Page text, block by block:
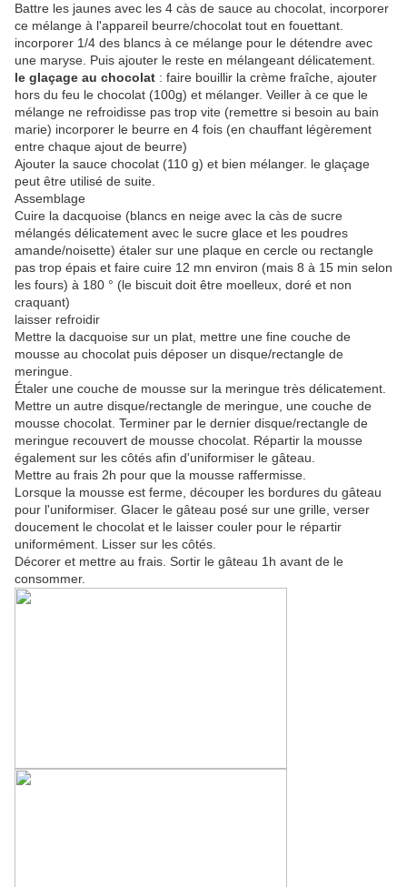
Battre les jaunes avec les 4 càs de sauce au chocolat, incorporer
ce mélange à l'appareil beurre/chocolat tout en fouettant.
incorporer 1/4 des blancs à ce mélange pour le détendre avec
une maryse. Puis ajouter le reste en mélangeant délicatement.
le glaçage au chocolat : faire bouillir la crème fraîche, ajouter
hors du feu le chocolat (100g) et mélanger. Veiller à ce que le
mélange ne refroidisse pas trop vite (remettre si besoin au bain
marie) incorporer le beurre en 4 fois (en chauffant légèrement
entre chaque ajout de beurre)
Ajouter la sauce chocolat (110 g) et bien mélanger. le glaçage
peut être utilisé de suite.
Assemblage
Cuire la dacquoise (blancs en neige avec la càs de sucre
mélangés délicatement avec le sucre glace et les poudres
amande/noisette) étaler sur une plaque en cercle ou rectangle
pas trop épais et faire cuire 12 mn environ (mais 8 à 15 min selon
les fours) à 180 ° (le biscuit doit être moelleux, doré et non
craquant)
laisser refroidir
Mettre la dacquoise sur un plat, mettre une fine couche de
mousse au chocolat puis déposer un disque/rectangle de
meringue.
Étaler une couche de mousse sur la meringue très délicatement.
Mettre un autre disque/rectangle de meringue, une couche de
mousse chocolat. Terminer par le dernier disque/rectangle de
meringue recouvert de mousse chocolat. Répartir la mousse
également sur les côtés afin d'uniformiser le gâteau.
Mettre au frais 2h pour que la mousse raffermisse.
Lorsque la mousse est ferme, découper les bordures du gâteau
pour l'uniformiser. Glacer le gâteau posé sur une grille, verser
doucement le chocolat et le laisser couler pour le répartir
uniformément. Lisser sur les côtés.
Décorer et mettre au frais. Sortir le gâteau 1h avant de le
consommer.